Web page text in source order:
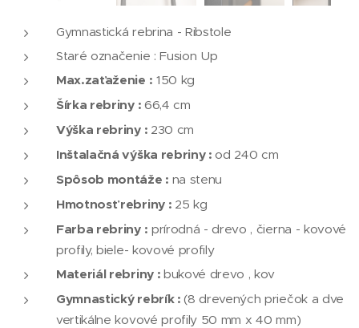
Gymnastická rebrina - Ribstole
Staré označenie : Fusion Up
Max.zaťaženie : 150 kg
Šírka rebriny : 66,4 cm
Výška rebriny : 230 cm
Inštalačná výška rebriny :od 240 cm
Spôsob montáže : na stenu
Hmotnosť rebriny : 25 kg
Farba rebriny : prírodná - drevo , čierna - kovové
profily, biele- kovové profily
Materiál rebriny : bukové drevo , kov
Gymnastický rebrík :(8 drevených priečok a dve
vertikálne kovové profily 50 mm x 40 mm)